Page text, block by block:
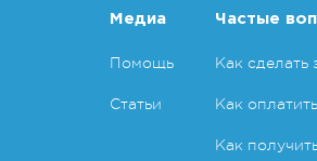
Медиа
Помощь
Статьи
Частые
Как сделать
Как оплатить
Как